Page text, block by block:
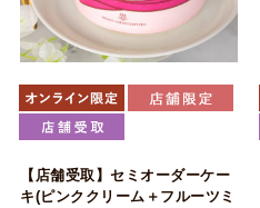
【店舗受取】セミオーダーケー
キ(ピンククリーム＋フルーツミ